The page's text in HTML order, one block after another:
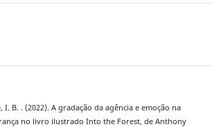
I. B. . (2022). A gradação da agência e emoção na
no livro ilustrado Into the Forest, de Anthony